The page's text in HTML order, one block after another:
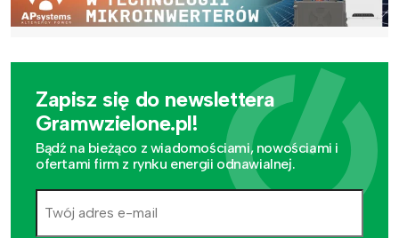
Zapisz się do newslettera
Gramwzielone.pl!
Bądź na bieżąco z wiadomościami, nowościami i
ofertami firm z rynku energii odnawialnej.